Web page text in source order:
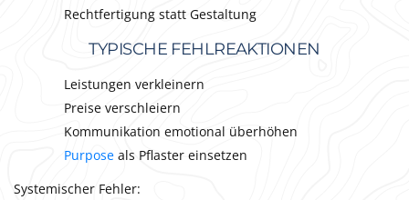
Rechtfertigung statt Gestaltung
TYPISCHE FEHLREAKTIONEN
Leistungen verkleinern
Preise verschleiern
Kommunikation emotional überhöhen
Purpose als Pflaster einsetzen
Systemischer Fehler: